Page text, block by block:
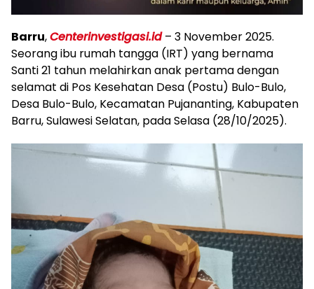
Barru,Centerinvestigasi.id– 3 November 2025.
Seorang ibu rumah tangga (IRT) yang bernama
Santi 21 tahun melahirkan anak pertama dengan
selamat di Pos Kesehatan Desa (Postu) Bulo-Bulo,
Desa Bulo-Bulo, Kecamatan Pujananting, Kabupaten
Barru, Sulawesi Selatan, pada Selasa (28/10/2025).